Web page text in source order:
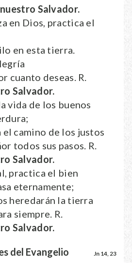
Salvador.
en Dios, practica el
en esta tierra.
cuanto deseas. R.
Salvador.
vida de los buenos
camino de los justos
todos sus pasos. R.
Salvador.
practica el bien
eternamente;
heredarán la tierra
siempre. R.
Salvador.
del Evangelio Jn 14, 23